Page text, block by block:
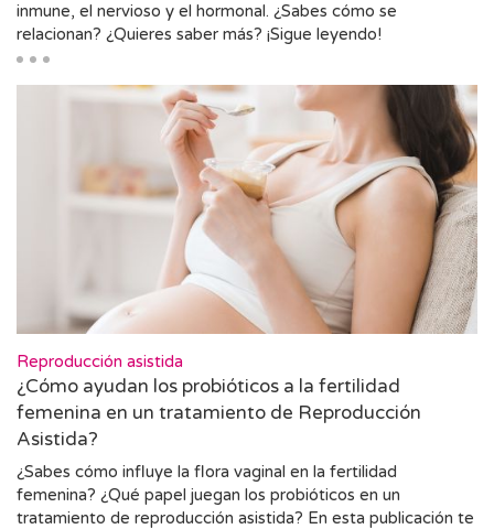
inmune, el nervioso y el hormonal. ¿Sabes cómo se
relacionan? ¿Quieres saber más? ¡Sigue leyendo!
Reproducción asistida
¿Cómo ayudan los probióticos a la fertilidad
femenina en un tratamiento de Reproducción
Asistida?
¿Sabes cómo influye la flora vaginal en la fertilidad
femenina? ¿Qué papel juegan los probióticos en un
tratamiento de reproducción asistida? En esta publicación te